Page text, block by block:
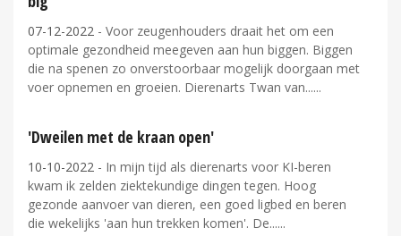
07-12-2022 - Voor zeugenhouders draait het om een
optimale gezondheid meegeven aan hun biggen. Biggen
die na spenen zo onverstoorbaar mogelijk doorgaan met
voer opnemen en groeien. Dierenarts Twan van...
'Dweilen met de kraan open'
10-10-2022 - In mijn tijd als dierenarts voor KI-beren
kwam ik zelden ziektekundige dingen tegen. Hoog
gezonde aanvoer van dieren, een goed ligbed en beren
die wekelijks 'aan hun trekken komen'. De...